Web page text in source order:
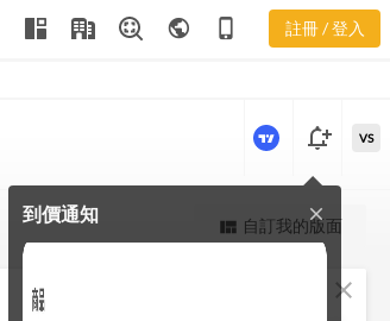
public phone_iphone 註冊 / 登入
1805
更強大的進階價量圖表
notification_add
到價通知 close
VS
view_quilt 自訂我的版面
close